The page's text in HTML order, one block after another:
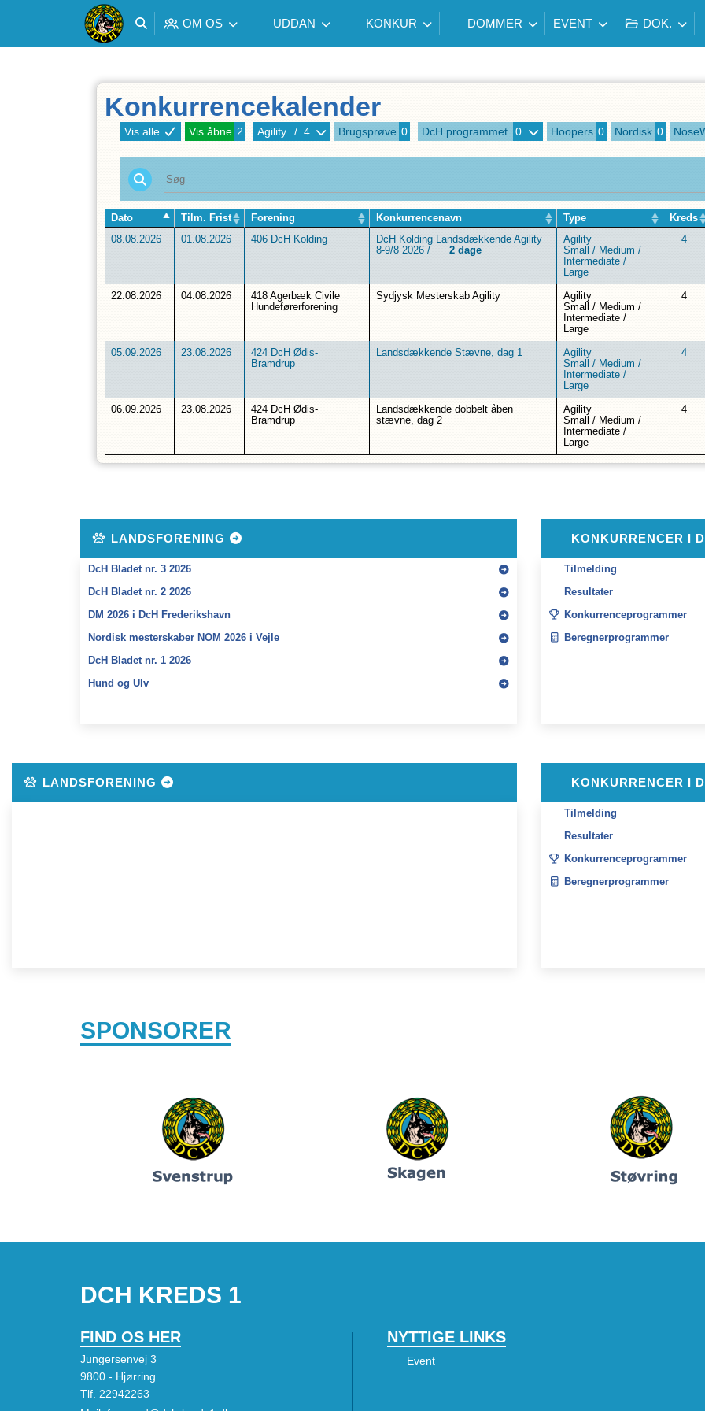
OM OS UDDAN KONKUR DOMMER EVENT DOK.
Konkurrencekalender
Vis alle Vis åbne 2 Agility / 4 Brugsprøve 0 DcH programmet 0 Hoopers 0 Nordisk 0
Dato Tilm. Frist Forening Konkurrencenavn Type
Kreds
08.08.2026
01.08.2026 406 DcH Kolding
DcH Kolding Landsdækkende Agility
8-9/8 2026 / 2 dage
Agility
Small
/ Medium /
Intermediate /
Large
4
22.08.2026 04.08.2026
418 Agerbæk Civile
Hundeførerforening
Sydjysk Mesterskab Agility
Agility
Small
/ Medium /
Intermediate /
Large
4
05.09.2026 23.08.2026
424 DcH Ødis-
Bramdrup
Landsdækkende Stævne, dag 1
Agility
Small
/ Medium /
Intermediate /
Large
4
06.09.2026 23.08.2026
424 DcH Ødis-
Bramdrup
Landsdækkende dobbelt åben
stævne, dag 2
Agility
Small
/ Medium /
Intermediate /
Large
4
LANDSFORENING
DcH Bladet nr. 3 2026
DcH Bladet nr. 2 2026
DM 2026 i DcH Frederikshavn
Nordisk mesterskaber NOM 2026 i Vejle
DcH Bladet nr. 1 2026
Hund og Ulv
KONKURRENCER I
Tilmelding
Resultater
Konkurrenceprogrammer
Beregnerprogrammer
LANDSFORENING KONKURRENCER I
Tilmelding
Resultater
Konkurrenceprogrammer
Beregnerprogrammer
SPONSORER
DCH KREDS 1
FIND OS HER
Jungersenvej 3
9800 - Hjørring
Tlf. 22942263
NYTTIGE LINKS
Event